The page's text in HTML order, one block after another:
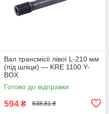
Вал трансмісії лівої L-210 мм
(під шліци) — KRE 1100 Y-
BOX
Готово до відправки
594 ₴ 638,81 ₴